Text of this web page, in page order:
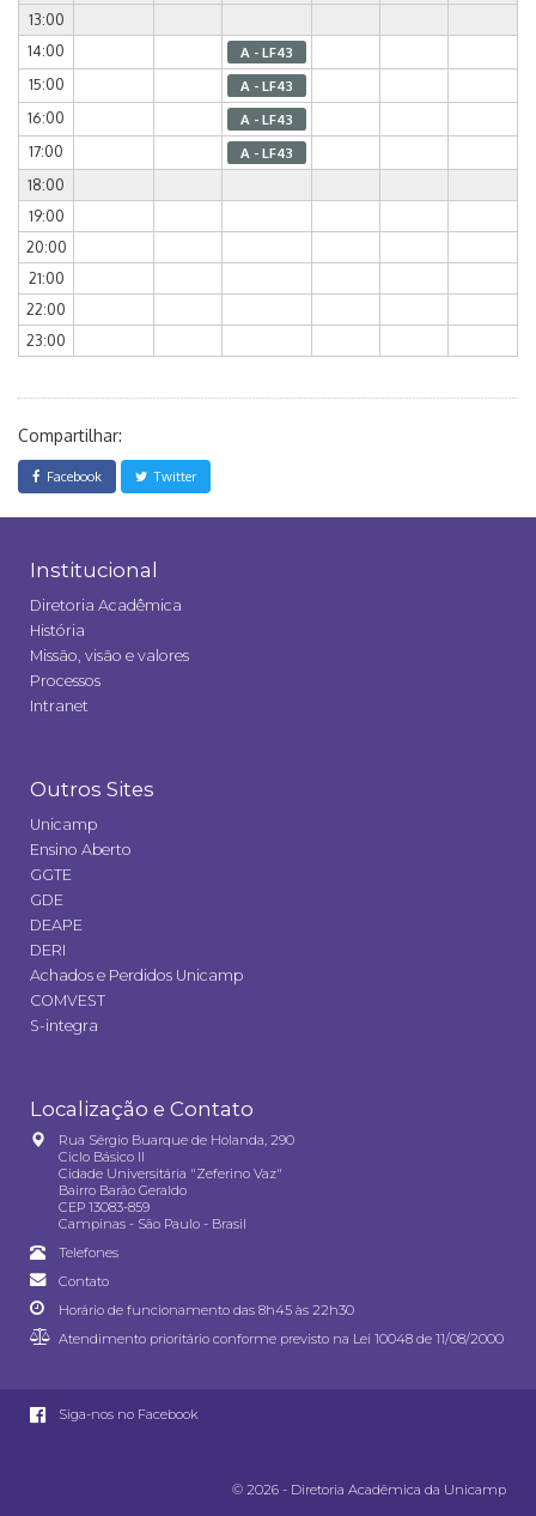
13:00
14:00
A - LF43
15:00 A - LF43
16:00 A - LF43
17:00 A - LF43
18:00
19:00
20:00
21:00
22:00
23:00
Compartilhar:
Facebook Twitter
Institucional
Diretoria Acadêmica
História
Missão, visão e valores
Processos
Intranet
Outros Sites
Unicamp
Ensino Aberto
GGTE
GDE
DEAPE
DERI
Achados e Perdidos Unicamp
COMVEST
S-integra
Localização e Contato
Rua Sérgio Buarque de Holanda, 290
Ciclo Básico II
Cidade Universitária "Zeferino Vaz"
Bairro Barão Geraldo
CEP 13083-859
Campinas - São Paulo - Brasil
Telefones
Contato
Horário de funcionamento das 8h45 às 22h30
Atendimento prioritário conforme previsto na Lei 10048 de 11/08/2000
Siga-nos no Facebook
© 2026 - Diretoria Acadêmica da Unicamp